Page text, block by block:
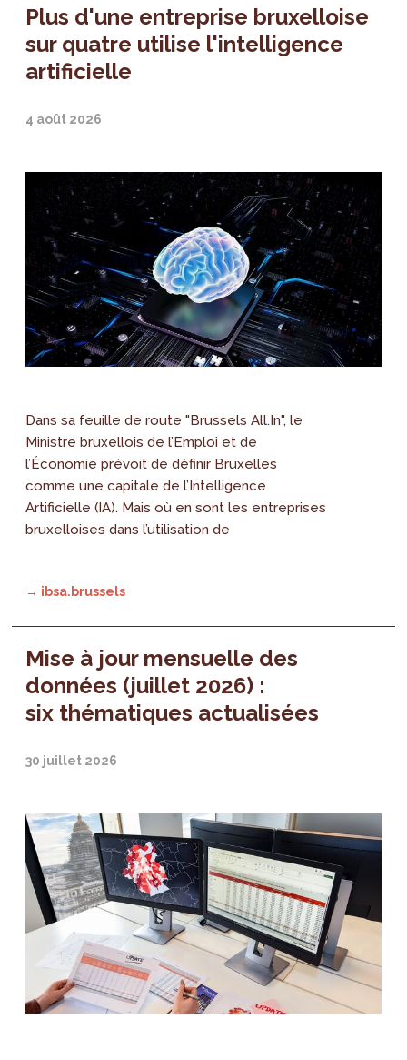
Plus d'une entreprise bruxelloise
sur quatre utilise l'intelligence
artificielle
4 août 2026
Dans sa feuille de route "Brussels All.In", le
Ministre bruxellois de l’Emploi et de
l’Économie prévoit de définir Bruxelles
comme une capitale de l’Intelligence
Artificielle (IA). Mais où en sont les entreprises
bruxelloises dans l’utilisation de
→ ibsa.brussels
Mise à jour mensuelle des
données (juillet 2026) :
six thématiques actualisées
30 juillet 2026